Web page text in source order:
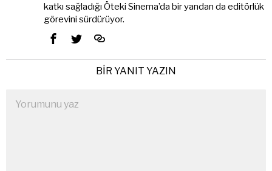
katkı sağladığı Öteki Sinema’da bir yandan da editörlük
görevini sürdürüyor.
BIR YANIT YAZIN